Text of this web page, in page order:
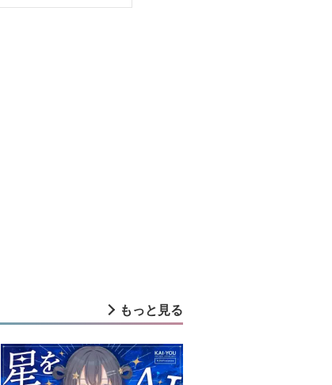
もっと見る